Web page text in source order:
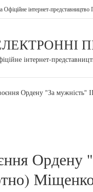
Офіційне інтернет-представництво
інтернет-
Ордену "За мужність"
Ордену